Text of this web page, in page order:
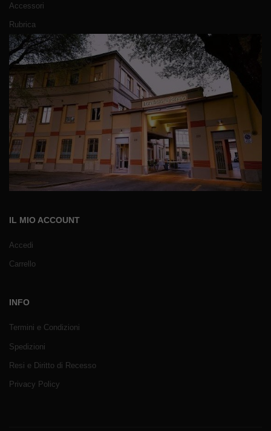
Accessori
Rubrica
IL MIO ACCOUNT
Accedi
Carrello
INFO
Termini e Condizioni
Spedizioni
Resi e Diritto di Recesso
Privacy Policy